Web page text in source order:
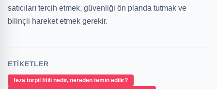
satıcıları tercih etmek, güvenliği ön planda tutmak ve
bilinçli hareket etmek gerekir.
ETIKETLER
feza torpil fitili nedir, nereden temin edilir?